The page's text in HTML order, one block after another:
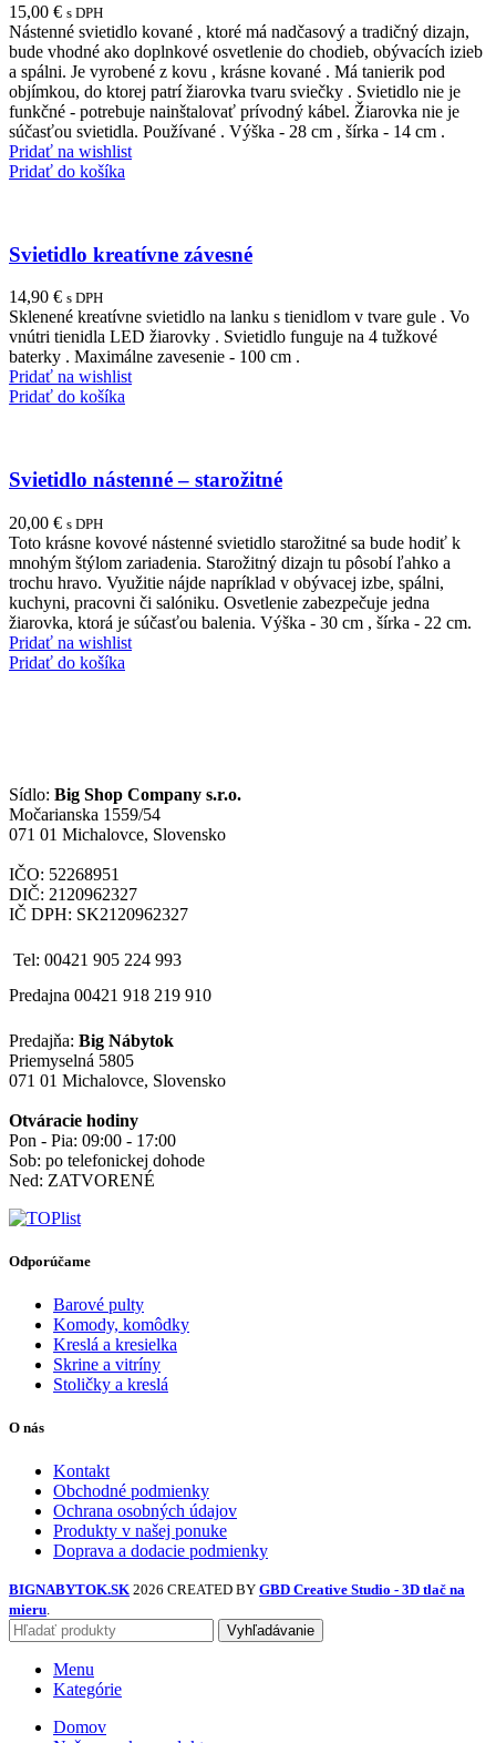
15,00 € s DPH
Nástenné svietidlo kované , ktoré má nadčasový a tradičný dizajn,
bude vhodné ako doplnkové osvetlenie do chodieb, obývacích izieb
a spálni. Je vyrobené z kovu , krásne kované . Má tanierik pod
objímkou, do ktorej patrí žiarovka tvaru sviečky . Svietidlo nie je
funkčné - potrebuje nainštalovať prívodný kábel. Žiarovka nie je
súčasťou svietidla. Používané . Výška - 28 cm , šírka - 14 cm .
Pridať na wishlist
Pridať do košíka
Svietidlo kreatívne závesné
14,90 € s DPH
Sklenené kreatívne svietidlo na lanku s tienidlom v tvare gule . Vo
vnútri tienidla LED žiarovky . Svietidlo funguje na 4 tužkové
baterky . Maximálne zavesenie - 100 cm .
Pridať na wishlist
Pridať do košíka
Svietidlo nástenné – starožitné
20,00 € s DPH
Toto krásne kovové nástenné svietidlo starožitné sa bude hodiť k
mnohým štýlom zariadenia. Starožitný dizajn tu pôsobí ľahko a
trochu hravo. Využitie nájde napríklad v obývacej izbe, spálni,
kuchyni, pracovni či salóniku. Osvetlenie zabezpečuje jedna
žiarovka, ktorá je súčasťou balenia. Výška - 30 cm , šírka - 22 cm.
Pridať na wishlist
Pridať do košíka
Sídlo: Big Shop Company s.r.o.
Močarianska 1559/54
071 01 Michalovce, Slovensko
IČO: 52268951
DIČ: 2120962327
IČ DPH: SK2120962327
Tel: 00421 905 224 993
Predajna 00421 918 219 910
Predajňa: Big Nábytok
Priemyselná 5805
071 01 Michalovce, Slovensko
Otváracie hodiny
Pon - Pia: 09:00 - 17:00
Sob: po telefonickej dohode
Ned: ZATVORENÉ
Odporúčame
Barové pulty
Komody, komôdky
Kreslá a kresielka
Skrine a vitríny
Stoličky a kreslá
O nás
Kontakt
Obchodné podmienky
Ochrana osobných údajov
Produkty v našej ponuke
Doprava a dodacie podmienky
BIGNABYTOK.SK 2026 CREATED BY GBD Creative Studio - 3D tlač na
mieru.
Vyhľadávanie
Menu
Kategórie
Domov